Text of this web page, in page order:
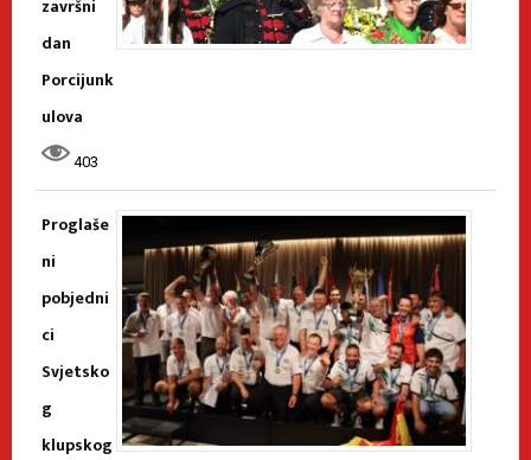
završni
dan
Porcijunk
ulova
403
Proglaše
ni
pobjedni
ci
Svjetsko
g
klupskog